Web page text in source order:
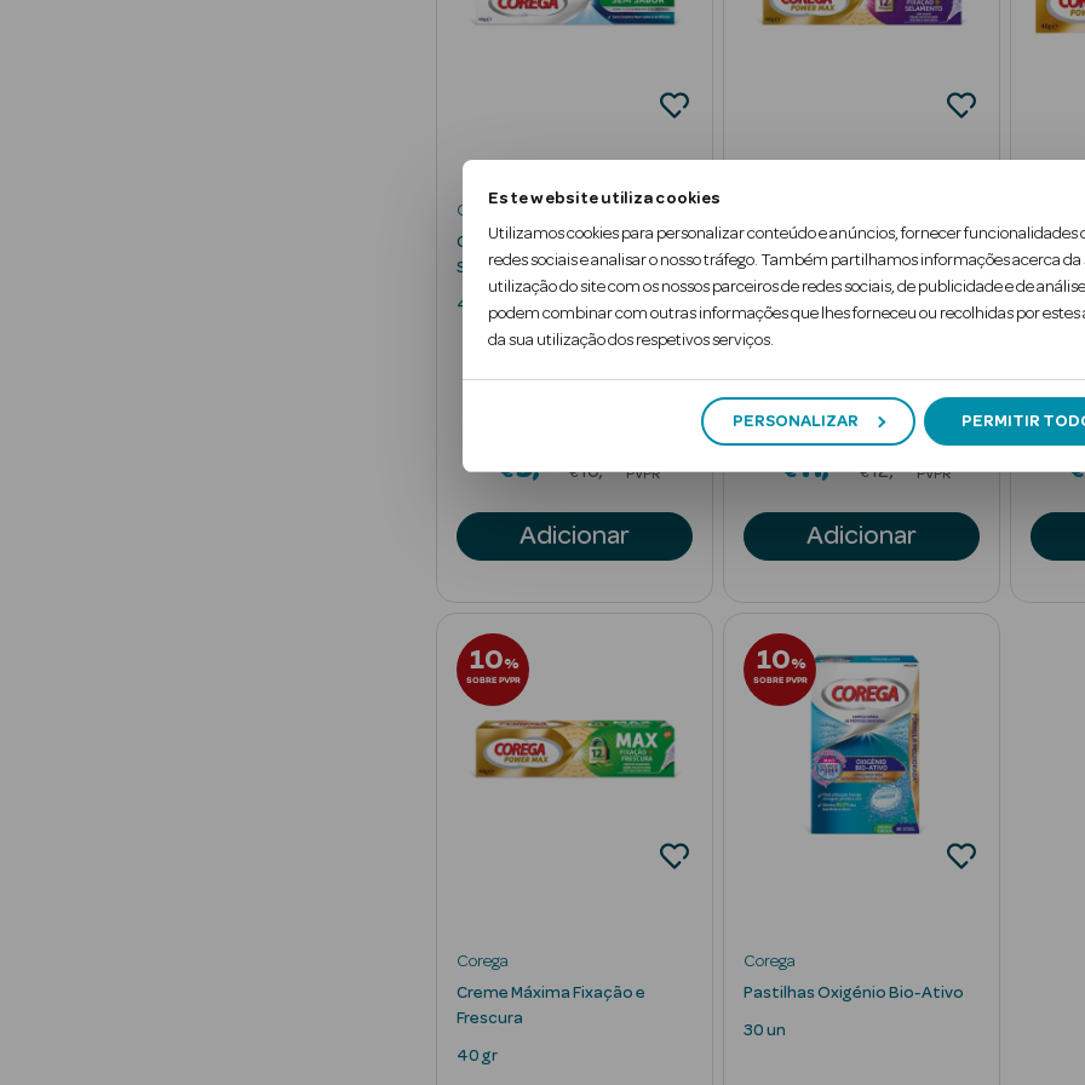
Este website utiliza cookies
Utilizamos cookies para personalizar conteúdo e anúncios, fornecer funcionalidades
redes sociais e analisar o nosso tráfego. Também partilhamos informações acerca da
utilização do site com os nossos parceiros de redes sociais, de publicidade e de
podem combinar com outras informações que lhes forneceu ou recolhidas por estes
da sua utilização dos respetivos serviços.
PERSONALIZAR PERMITIR
Corega
Creme Fixador Prótese Sem
Sabor
40 gr
€9 Price reduced from
€10 PVPR
Adicionar
Creme Fixador Máximo
Selamento
40 gr
€11 Price reduced
€12 PVPR
Adicionar
Creme
40 gr
€
10%
SOBRE PVPR
Corega
Creme Máxima Fixação e
Frescura
40 gr
10%
SOBRE PVPR
Corega
Pastilhas Oxigénio Bio-Ativo
30 un